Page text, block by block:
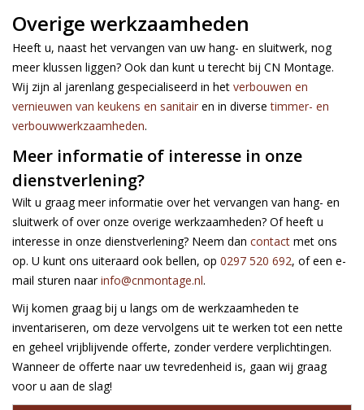
Overige werkzaamheden
Heeft u, naast het vervangen van uw hang- en sluitwerk, nog
meer klussen liggen? Ook dan kunt u terecht bij CN Montage.
Wij zijn al jarenlang gespecialiseerd in het verbouwen en
vernieuwen van keukens en sanitair en in diversetimmer- en
verbouwwerkzaamheden.
Meer informatie of interesse in onze
dienstverlening?
Wilt u graag meer informatie over het vervangen van hang- en
sluitwerk of over onze overige werkzaamheden? Of heeft u
interesse in onze dienstverlening? Neem dan contact met ons
op. U kunt ons uiteraard ook bellen, op 0297 520 692, of een e-
mail sturen naarinfo@cnmontage.nl.
Wij komen graag bij u langs om de werkzaamheden te
inventariseren, om deze vervolgens uit te werken tot een nette
en geheel vrijblijvende offerte, zonder verdere verplichtingen.
Wanneer de offerte naar uw tevredenheid is, gaan wij graag
voor u aan de slag!